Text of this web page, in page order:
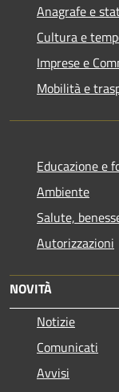
Anagrafe e
Cultura e
Imprese e
Mobilità e
Educazione e
Ambiente
Salute,
Autorizzazioni
NOVITÀ
Notizie
Comunicati
Avvisi